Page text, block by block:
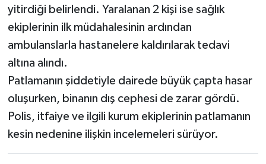
yitirdiği belirlendi. Yaralanan 2 kişi ise sağlık
ekiplerinin ilk müdahalesinin ardından
ambulanslarla hastanelere kaldırılarak tedavi
altına alındı.
Patlamanın şiddetiyle dairede büyük çapta hasar
oluşurken, binanın dış cephesi de zarar gördü.
Polis, itfaiye ve ilgili kurum ekiplerinin patlamanın
kesin nedenine ilişkin incelemeleri sürüyor.